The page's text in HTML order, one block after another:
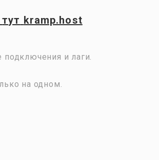
тут kramp.host
и лаги.
на одном.